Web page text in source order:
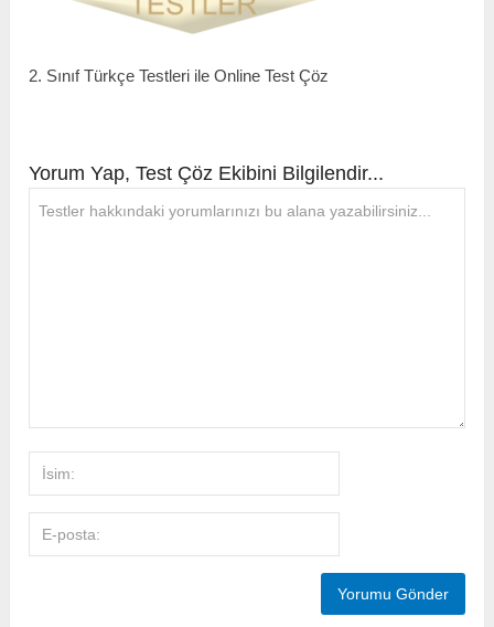
2. Sınıf Türkçe Testleri ile Online Test Çöz
Yorum Yap, Test Çöz Ekibini Bilgilendir...